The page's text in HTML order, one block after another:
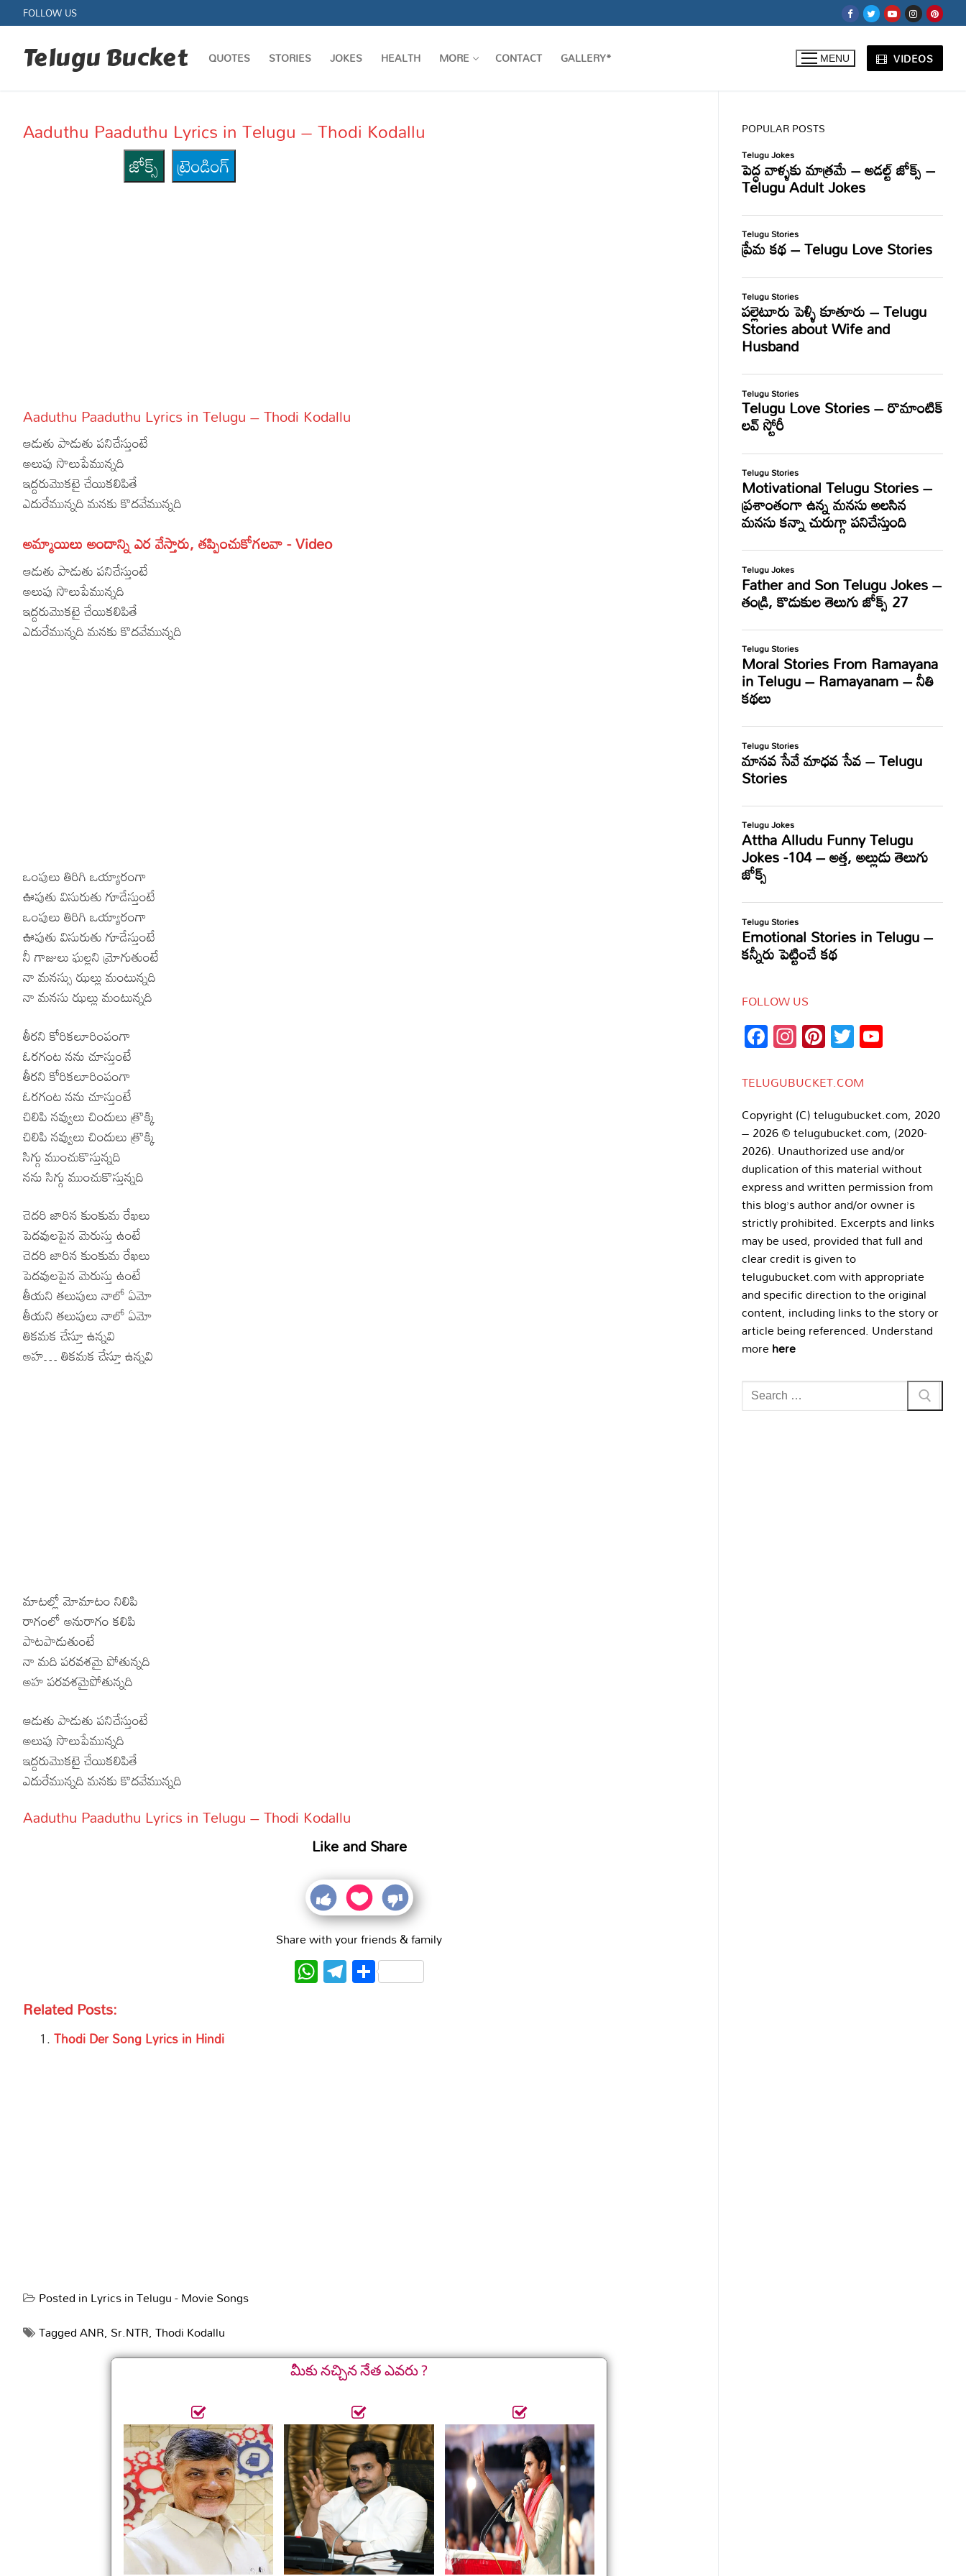
to
content
FOLLOW US
Telugu Bucket QUOTES STORIES JOKES HEALTH MORE CONTACT GALLERY* MENU VIDEOS
Poetry
Articles
Aaduthu Paaduthu Lyrics in Telugu – Thodi Kodallu
జోక్స్
ట్రెండింగ్
Aaduthu Paaduthu Lyrics in Telugu – Thodi Kodallu
ఆడుతు పాడుతు పనిచేస్తుంటే
అలుపు సొలుపేమున్నది
ఇద్దరుమొకటై చేయికలిపితే
ఎదురేమున్నది మనకు కొదవేమున్నది
అమ్మాయిలు అందాన్ని ఎర వేస్తారు, తప్పించుకోగలవా - Video
ఆడుతు పాడుతు పనిచేస్తుంటే
అలుపు సొలుపేమున్నది
ఇద్దరుమొకటై చేయికలిపితే
ఎదురేమున్నది మనకు కొదవేమున్నది
ఒంపులు తిరిగి ఒయ్యారంగా
ఊపుతు విసురుతు గూడేస్తుంటే
ఒంపులు తిరిగి ఒయ్యారంగా
ఊపుతు విసురుతు గూడేస్తుంటే
నీ గాజులు ఘల్లని మ్రోగుతుంటే
నా మనస్సు ఝల్లు మంటున్నది
నా మనసు ఝల్లు మంటున్నది
తీరని కోరికలూరింపంగా
ఓరగంట నను చూస్తుంటే
తీరని కోరికలూరింపంగా
ఓరగంట నను చూస్తుంటే
చిలిపి నవ్వులు చిందులు త్రొక్కి
చిలిపి నవ్వులు చిందులు త్రొక్కి
సిగ్గు ముంచుకొస్తున్నది
నను సిగ్గు ముంచుకొస్తున్నది
చెదరి జారిన కుంకుమ రేఖలు
పెదవులపైన మెరుస్తు ఉంటే
చెదరి జారిన కుంకుమ రేఖలు
పెదవులపైన మెరుస్తు ఉంటే
తీయని తలుపులు నాలో ఏమో
తీయని తలుపులు నాలో ఏమో
తికమక చేస్తూ ఉన్నవి
అహ… తికమక చేస్తూ ఉన్నవి
మాటల్లో మోమాటం నిలిపి
రాగంలో అనురాగం కలిపి
పాటపాడుతుంటే
నా మది పరవశమై పోతున్నది
అహ పరవశమైపోతున్నది
ఆడుతు పాడుతు పనిచేస్తుంటే
అలుపు సొలుపేమున్నది
ఇద్దరుమొకటై చేయికలిపితే
ఎదురేమున్నది మనకు కొదవేమున్నది
Aaduthu Paaduthu Lyrics in Telugu – Thodi Kodallu
Like and Share
Share with your friends & family
WhatsApp
Telegram
Share
Related Posts:
Thodi Der Song Lyrics in Hindi
Posted inLyrics in Telugu - Movie Songs
TaggedANR, Sr.NTR,Thodi Kodallu
మీకు నచ్చిన నేత ఎవరు ?
POPULAR POSTS
FOLLOW US
Facebook
Instagram
Pinterest
Twitter
TELUGUBUCKET.COM
Copyright (C) telugubucket.com, 2020
– 2026 © telugubucket.com, (2020-
2026). Unauthorized use and/or
duplication of this material without
express and written permission from
this blog’s author and/or owner is
strictly prohibited. Excerpts and links
may be used, provided that full and
clear credit is given to
telugubucket.com with appropriate
and specific direction to the original
content, including links to the story or
article being referenced. Understand
morehere
Search
for: